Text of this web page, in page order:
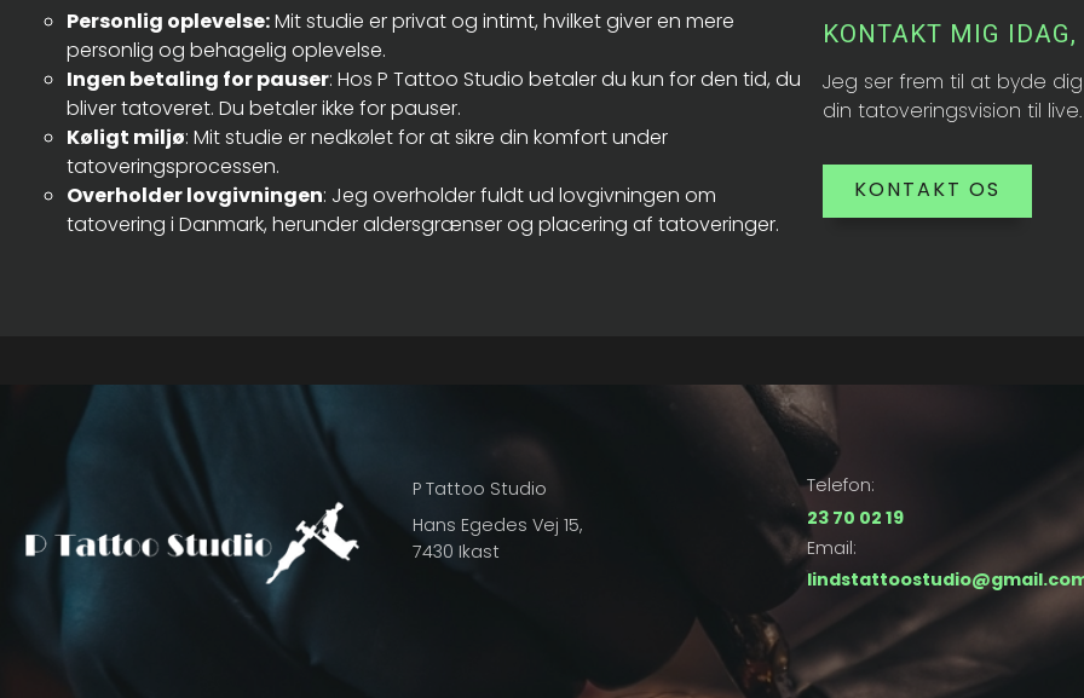
Personlig oplevelse:Mit studie er privat og intimt, hvilket giver en mere
personlig og behagelig oplevelse.
Ingen betaling for pauser: Hos P Tattoo Studio betaler du kun for den tid, du
bliver tatoveret. Du betaler ikke for pauser.
Køligt miljø: Mit studie er nedkølet for at sikre din komfort under
tatoveringsprocessen.
Overholder lovgivningen: Jeg overholder fuldt ud lovgivningen om
tatovering i Danmark, herunder aldersgrænser og placering af tatoveringer.
KONTAKT MIG
Jeg ser frem til at byde
din tatoveringsvision til live.
KONTAKT OS
P Tattoo Studio
Hans Egedes Vej 15,
7430 Ikast
Telefon:
23 70 02 19
Email: